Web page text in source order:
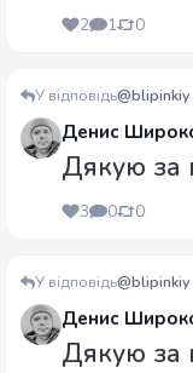
2 1 0
У відповідь@blipinkiy
Денис
Дякую за
3 0 0
У відповідь@blipinkiy
Денис
Дякую за